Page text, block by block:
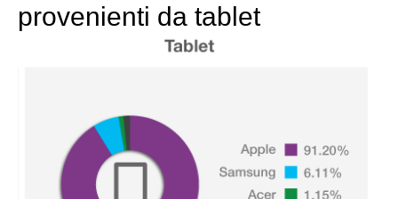
provenienti da tablet